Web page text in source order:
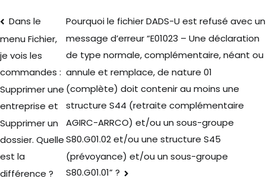
Dans le
menu Fichier,
je vois les
commandes :
Supprimer une
entreprise et
Supprimer un
dossier. Quelle
est la
différence ?
Pourquoi le fichier DADS-U est refusé avec un
message d’erreur “E01023 – Une déclaration
de type normale, complémentaire, néant ou
annule et remplace, de nature 01
(complète) doit contenir au moins une
structure S44 (retraite complémentaire
AGIRC-ARRCO) et/ou un sous-groupe
S80.G01.02 et/ou une structure S45
(prévoyance) et/ou un sous-groupe
S80.G01.01” ?